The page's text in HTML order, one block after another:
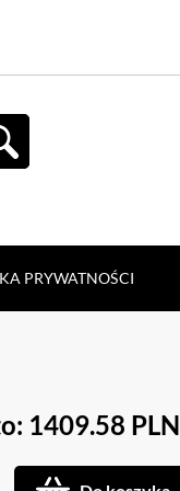
PRYWATNOŚCI
1409.58 PLN